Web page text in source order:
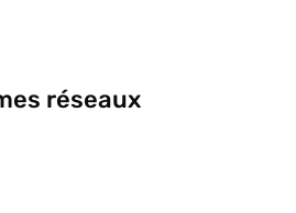
réseaux